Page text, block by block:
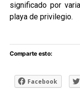
significado por
playa de privilegio.
Comparte esto:
Facebook